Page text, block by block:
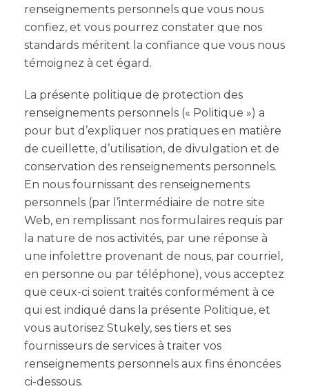
renseignements personnels que vous nous
confiez, et vous pourrez constater que nos
standards méritent la confiance que vous nous
témoignez à cet égard.
La présente politique de protection des
renseignements personnels (« Politique ») a
pour but d’expliquer nos pratiques en matière
de cueillette, d’utilisation, de divulgation et de
conservation des renseignements personnels.
En nous fournissant des renseignements
personnels (par l’intermédiaire de notre site
Web, en remplissant nos formulaires requis par
la nature de nos activités, par une réponse à
une infolettre provenant de nous, par courriel,
en personne ou par téléphone), vous acceptez
que ceux-ci soient traités conformément à ce
qui est indiqué dans la présente Politique, et
vous autorisez Stukely, ses tiers et ses
fournisseurs de services à traiter vos
renseignements personnels aux fins énoncées
ci-dessous.